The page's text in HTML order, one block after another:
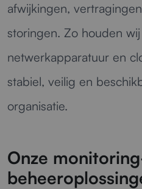
afwijkingen,
storingen. Zo houden
netwerkapparatuur en
stabiel, veilig en
organisatie.
Onze